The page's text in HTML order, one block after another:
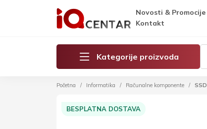
Novosti & Promocije
Kontakt
Kategorije proizvoda
Početna Informatika Računalne komponente SSD
BESPLATNA DOSTAVA